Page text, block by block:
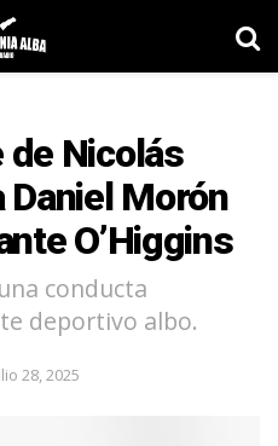
de Nicolás
Daniel Morón
O’Higgins
conducta
deportivo albo.
28, 2025